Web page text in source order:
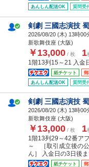
あんしん配送OK
質問受
剣劇 三國志演技
2026/08/20 (木) 13時00
新歌舞伎座 (大阪)
￥13,000 / 枚 1
1階13列15～21 入金
紙チケット
あんしん配送OK
質問受
剣劇 三國志演技
2026/08/20 (木) 13時00
新歌舞伎座 (大阪)
￥13,000 / 枚 1
1階13列29～42番ア
～ ［取引成立後の
ん］ 入金日の3日後
紙チケット